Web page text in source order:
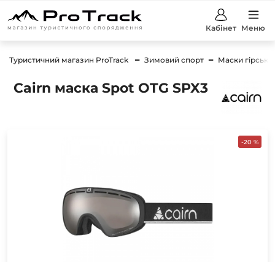
Кабінет Меню
Туристичний магазин ProTrack Зимовий спорт Маски
Cairn маска Spot OTG SPX3
-20 %